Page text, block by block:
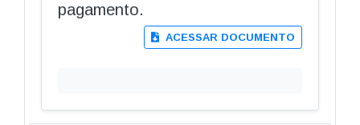
pagamento.
ACESSAR DOCUMENTO